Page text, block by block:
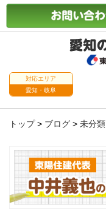
対応エリア
愛知・岐阜
トップ> ブログ > 未分類